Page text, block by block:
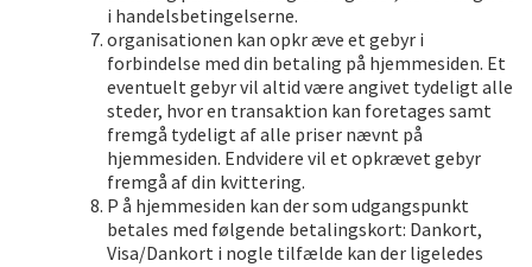
i handelsbetingelserne.
organisationen kan opkr æve et gebyr i
forbindelse med din betaling på hjemmesiden. Et
eventuelt gebyr vil altid være angivet tydeligt alle
steder, hvor en transaktion kan foretages samt
fremgå tydeligt af alle priser nævnt på
hjemmesiden. Endvidere vil et opkrævet gebyr
fremgå af din kvittering.
P å hjemmesiden kan der som udgangspunkt
betales med følgende betalingskort: Dankort,
Visa/Dankort i nogle tilfælde kan der ligeledes